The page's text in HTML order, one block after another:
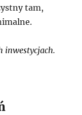
tam,
inwestycjach.